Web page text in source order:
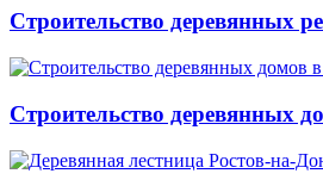
Строительство деревянных
Строительство деревянных